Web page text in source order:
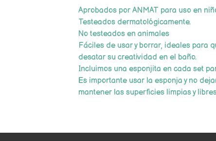
Aprobados por ANMAT para uso en
Testeados dermatológicamente.
No testeados en animales
Fáciles de usar y borrar, ideales para
desatar su creatividad en el baño.
Incluimos una esponjita en cada set
Es importante usar la esponja y no
mantener las superficies limpias y